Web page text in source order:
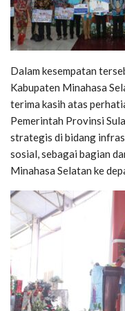
Dalam kesempatan
Kabupaten Minahasa
terima kasih atas
Pemerintah Provinsi
strategis di bidang
sosial, sebagai bagian
Minahasa Selatan ke